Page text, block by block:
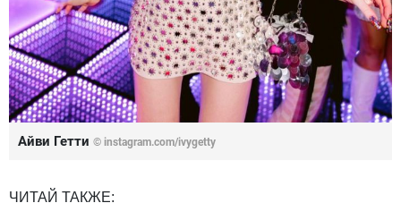
Айви Гетти © instagram.com/ivygetty
ЧИТАЙ ТАКЖЕ: